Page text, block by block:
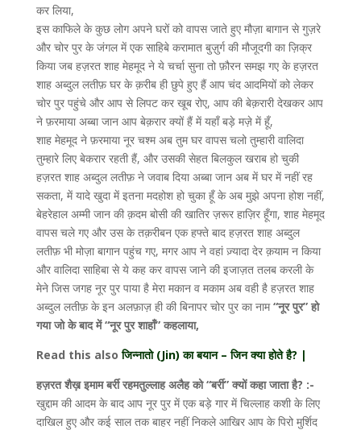
कर लिया,
इस काफिले के कुछ लोग अपने घरों को वापस जाते हुए मौज़ा बागान से गुज़रे
और चोर पुर के जंगल में एक साहिबे करामात बुज़ुर्ग की मौजूदगी का ज़िक्र
किया जब हज़रत शाह मेहमूद ने ये चर्चा सुना तो फ़ौरन समझ गए के हज़रत
शाह अब्दुल लतीफ़ घर के क़रीब ही छुपे हुए हैं आप चंद आदमियों को लेकर
चोर पुर पहुंचे और आप से लिपट कर खूब रोए, आप की बेक़रारी देखकर आप
ने फ़रमाया अब्बा जान आप बेक़रार क्यों हैं में यहाँ बड़े मज़े में हूँ,
शाह मेहमूद ने फ़रमाया नूर चश्म अब तुम घर वापस चलो तुम्हारी वालिदा
तुम्हारे लिए बेकरार रहती हैं, और उसकी सेहत बिलकुल खराब हो चुकी
हज़रत शाह अब्दुल लतीफ़ ने जवाब दिया अब्बा जान अब में घर में नहीं रह
सकता, में यादे खुदा में इतना मदहोश हो चुका हूँ के अब मुझे अपना होश नहीं,
बेहरेहाल अम्मी जान की क़दम बोसी की खातिर ज़रूर हाज़िर हूँगा, शाह मेहमूद
वापस चले गए और उस के तक़रीबन एक हफ्ते बाद हज़रत शाह अब्दुल
लतीफ़ भी मोज़ा बागान पहुंच गए, मगर आप ने वहां ज़्यादा देर क़याम न किया
और वालिदा साहिबा से ये कह कर वापस जाने की इजाज़त तलब करली के
मेने जिस जगह नूर पुर पाया है मेरा मकान व मकाम अब वही है हज़रत शाह
अब्दुल लतीफ़ के इन अलफ़ाज़ ही की बिनापर चोर पुर का नाम“नूर पुर” हो
गया जो के बाद में “नूर पुर शाहाँ” कहलाया,
Read this also जिन्नातो (Jin) का बयान – जिन क्या होते है? |
हज़रत शैख़ इमाम बर्री रहमतुल्लाह अलैह को “बर्री” क्यों कहा जाता है? :-
खुद्दाम की आदम के बाद आप नूर पुर में एक बड़े गार में चिल्लाह कशी के लिए
दाखिल हुए और कई साल तक बाहर नहीं निकले आखिर आप के पिरो मुर्शिद